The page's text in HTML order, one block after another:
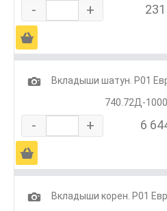
- +
Ä
1
Вкладыши шатун. Р01
740.72Д-
- + 6
Ä
1
Вкладыши корен. Р01